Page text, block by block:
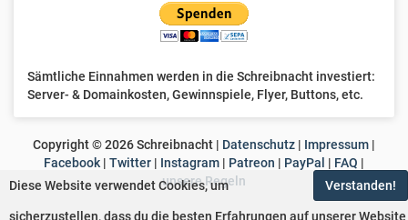
Frau Margarete
FIEBERHERZ
Rosalia
Sämtliche Einnahmen werden in die Schreibnacht investiert:
Server- & Domainkosten, Gewinnspiele, Flyer, Buttons, etc.
Copyright ©2026Schreibnacht | Datenschutz | Impressum |
Facebook | Twitter | Instagram | Patreon | PayPal | FAQ |
unsere Regeln
Verstanden!
Diese Website verwendet Cookies, um
sicherzustellen, dass du die besten Erfahrungen auf unserer Website